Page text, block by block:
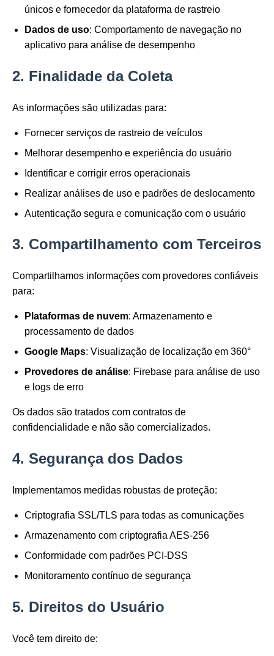
únicos e fornecedor da plataforma de rastreio
Dados de uso: Comportamento de navegação no
aplicativo para análise de desempenho
2. Finalidade da Coleta
As informações são utilizadas para:
Fornecer serviços de rastreio de veículos
Melhorar desempenho e experiência do usuário
Identificar e corrigir erros operacionais
Realizar análises de uso e padrões de deslocamento
Autenticação segura e comunicação com o usuário
3. Compartilhamento com Terceiros
Compartilhamos informações com provedores confiáveis
para:
Plataformas de nuvem: Armazenamento e
processamento de dados
Google Maps: Visualização de localização em 360°
Provedores de análise: Firebase para análise de uso
e logs de erro
Os dados são tratados com contratos de
confidencialidade e não são comercializados.
4. Segurança dos Dados
Implementamos medidas robustas de proteção:
Criptografia SSL/TLS para todas as comunicações
Armazenamento com criptografia AES-256
Conformidade com padrões PCI-DSS
Monitoramento contínuo de segurança
5. Direitos do Usuário
Você tem direito de: